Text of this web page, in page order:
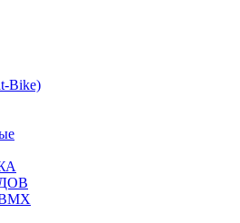
Bike)